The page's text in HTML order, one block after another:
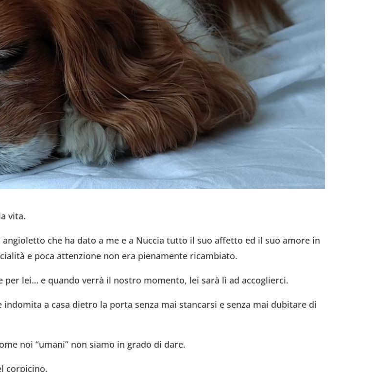
vita.
che ha dato a me e a Nuccia tutto il suo affetto ed il suo amore in
e poca attenzione non era pienamente ricambiato.
per lei… e quando verrà il nostro momento, lei sarà lì ad accoglierci.
a casa dietro la porta senza mai stancarsi e senza mai dubitare di
noi “umani” non siamo in grado di dare.
corpicino.